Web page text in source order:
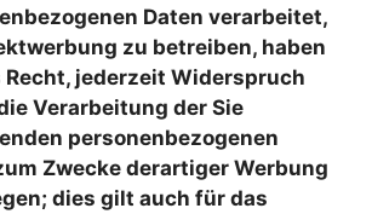
Daten verarbeitet,
zu betreiben, haben
Recht, jederzeit Widerspruch
Verarbeitung der Sie
personenbezogenen
Zwecke derartiger Werbung
dies gilt auch für das